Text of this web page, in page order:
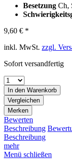
Besetzung Ch,
9,60 € *
inkl. MwSt. zzgl.
Sofort versandfertig
In den Warenkorb
Vergleichen
Merken
Bewerten
Beschreibung
Beschreibung
mehr
Menü schließen